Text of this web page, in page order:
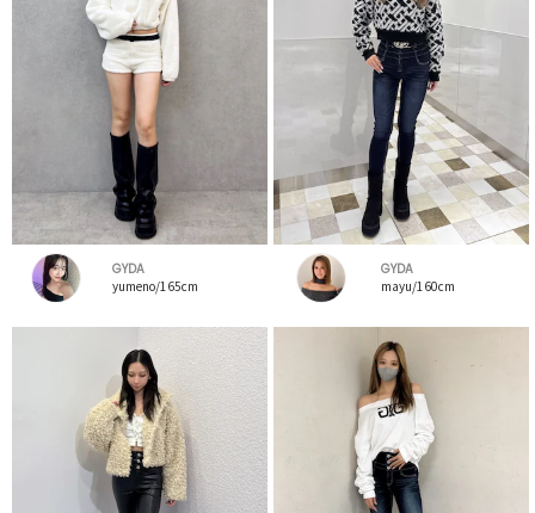
GYDA
yumeno/165cm
GYDA
mayu/160cm